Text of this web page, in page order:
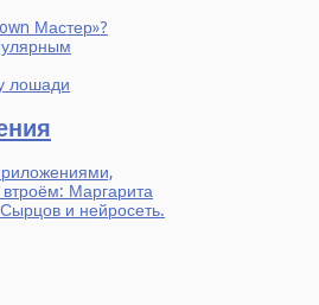
Мастер»?
лошади
Маргарита
и нейросеть.